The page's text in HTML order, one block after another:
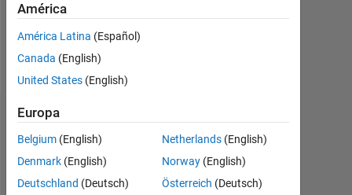
1
Follow
Aprobaciones
Please
to
América
América Latina (Español)
Canada (English)
United States (English)
Europa
Belgium (English)
Denmark (English)
Deutschland (Deutsch)
Netherlands(English)
Norway(English)
Österreich (Deutsch)